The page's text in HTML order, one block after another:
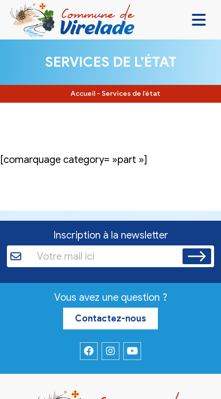
VIVRE ENSEMBLE
SE DIVERTIR
SERVICES DE L’ÉTAT
Accueil - Services de l’état
[comarquage category= »part »]
Inscription à la newsletter
Vous avez une question ?
Contactez-nous